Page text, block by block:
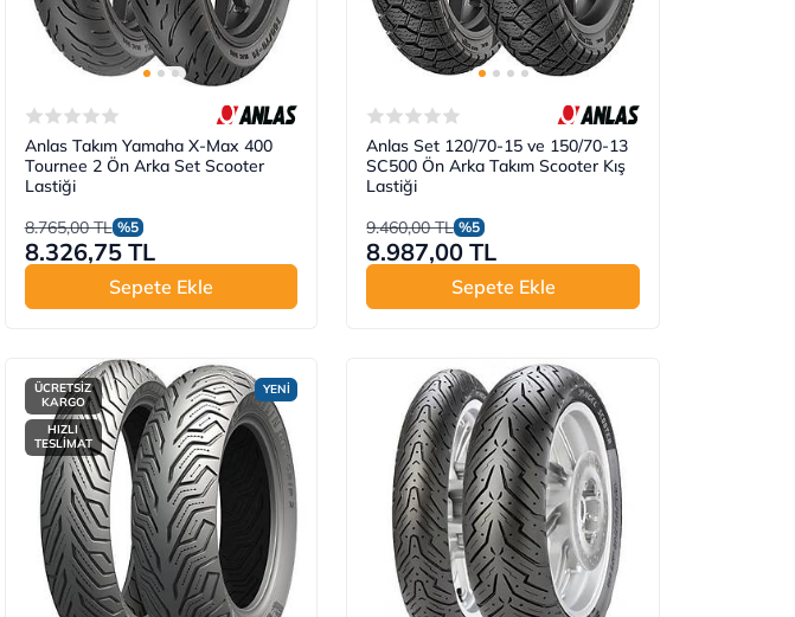
Anlas Takım Yamaha X-Max 400
Tournee 2 Ön Arka Set Scooter
Lastiği
8.765,00 TL %5
8.326,75 TL
Sepete Ekle
Anlas Set 120/70-15 ve 150/70-13
SC500 Ön Arka Takım Scooter Kış
Lastiği
9.460,00 TL %5
8.987,00 TL
Sepete Ekle
YENİ
ÜCRETSİZ
KARGO
HIZLI
TESLİMAT